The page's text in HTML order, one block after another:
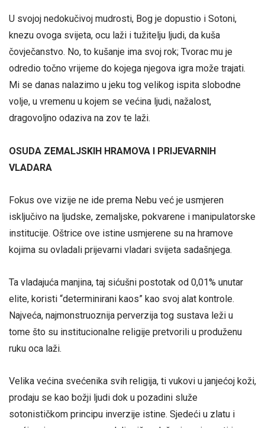
U svojoj nedokučivoj mudrosti, Bog je dopustio i Sotoni,
knezu ovoga svijeta, ocu laži i tužitelju ljudi, da kuša
čovječanstvo. No, to kušanje ima svoj rok; Tvorac mu je
odredio točno vrijeme do kojega njegova igra može trajati.
Mi se danas nalazimo u jeku tog velikog ispita slobodne
volje, u vremenu u kojem se većina ljudi, nažalost,
dragovoljno odaziva na zov te laži.
OSUDA ZEMALJSKIH HRAMOVA I PRIJEVARNIH
VLADARA
Fokus ove vizije ne ide prema Nebu već je usmjeren
isključivo na ljudske, zemaljske, pokvarene i manipulatorske
institucije. Oštrice ove istine usmjerene su na hramove
kojima su ovladali prijevarni vladari svijeta sadašnjega.
Ta vladajuća manjina, taj sićušni postotak od 0,01% unutar
elite, koristi “determinirani kaos” kao svoj alat kontrole.
Najveća, najmonstruoznija perverzija tog sustava leži u
tome što su institucionalne religije pretvorili u produženu
ruku oca laži.
Velika većina svećenika svih religija, ti vukovi u janjećoj koži,
prodaju se kao božji ljudi dok u pozadini služe
sotonističkom principu inverzije istine. Sjedeći u zlatu i